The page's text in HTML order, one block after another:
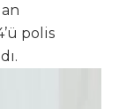
polis